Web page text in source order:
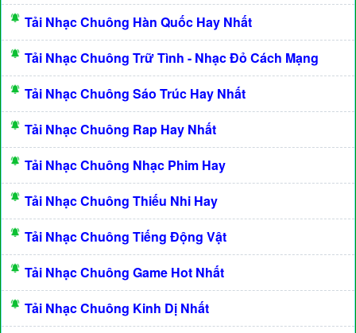
Tải Nhạc Chuông Hàn Quốc Hay Nhất
Tải Nhạc Chuông Trữ Tình - Nhạc Đỏ Cách Mạng
Tải Nhạc Chuông Sáo Trúc Hay Nhất
Tải Nhạc Chuông Rap Hay Nhất
Tải Nhạc Chuông Nhạc Phim Hay
Tải Nhạc Chuông Thiếu Nhi Hay
Tải Nhạc Chuông Tiếng Động Vật
Tải Nhạc Chuông Game Hot Nhất
Tải Nhạc Chuông Kinh Dị Nhất